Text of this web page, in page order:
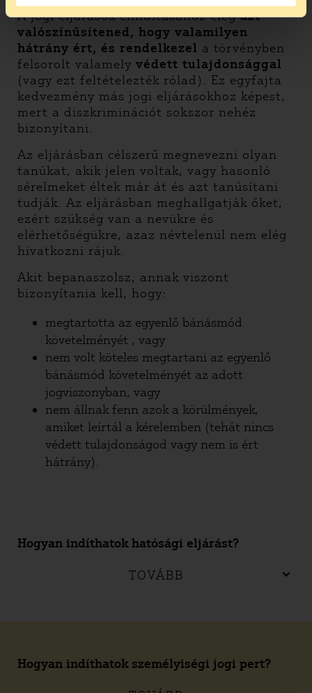
A jogi eljárások elindításához elégazt
valószínűsítened, hogy valamilyen
hátrány ért, és rendelkezel a törvényben
felsorolt valamely védett tulajdonsággal
(vagy ezt feltételezték rólad). Ez egyfajta
kedvezmény más jogi eljárásokhoz képest,
mert a diszkriminációt sokszor nehéz
bizonyítani.
Az eljárásban célszerű megnevezni olyan
tanúkat, akik jelen voltak, vagy hasonló
sérelmeket éltek már át és azt tanúsítani
tudják. Az eljárásban meghallgatják őket,
ezért szükség van a nevükre és
elérhetőségükre, azaz névtelenül nem elég
hivatkozni rájuk.
Akit bepanaszolsz, annak viszont
bizonyítania kell, hogy:
megtartotta az egyenlő bánásmód
követelményét , vagy
nem volt köteles megtartani az egyenlő
bánásmód követelményét az adott
jogviszonyban, vagy
nem állnak fenn azok a körülmények,
amiket leírtál a kérelemben (tehát nincs
védett tulajdonságod vagy nem is ért
hátrány).
Hogyan indíthatok hatósági eljárást?
TOVÁBB
Hogyan indíthatok személyiségi jogi pert?